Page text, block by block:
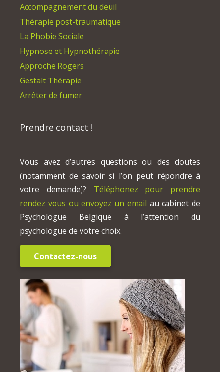
Accompagnement du deuil
Thérapie post-traumatique
La Phobie Sociale
Hypnose et Hypnothérapie
Approche Rogers
Gestalt Thérapie
Arrêter de fumer
Prendre contact !
Vous avez d’autres questions ou des doutes
(notamment de savoir si l’on peut répondre à
votre demande)? Téléphonez pour prendre
rendez vous ou envoyez un email au cabinet de
Psychologue Belgique à l’attention du
psychologue de votre choix.
Contactez-nous